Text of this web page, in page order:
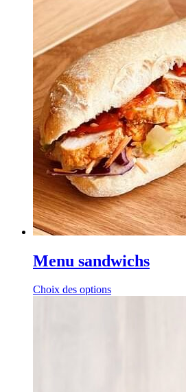
Menu sandwichs
Choix des options